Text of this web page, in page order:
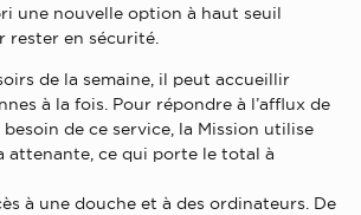
une nouvelle option à haut seuil
rester en sécurité.
de la semaine, il peut accueillir
à la fois. Pour répondre à l’afflux de
de ce service, la Mission utilise
attenante, ce qui porte le total à
à une douche et à des ordinateurs. De